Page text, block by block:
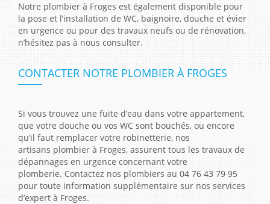
Notre plombier à Froges est également disponible pour
la pose et l’installation de WC, baignoire, douche et évier
en urgence ou pour des travaux neufs ou de rénovation,
n’hésitez pas à nous consulter.
CONTACTER NOTRE PLOMBIER À FROGES
Si vous trouvez une fuite d’eau dans votre appartement,
que votre douche ou vos WC sont bouchés, ou encore
qu’il faut remplacer votre robinetterie, nos
artisans plombier à Froges, assurent tous les travaux de
dépannages en urgence concernant votre
plomberie. Contactez nos plombiers au 04 76 43 79 95
pour toute information supplémentaire sur nos services
d’expert à Froges.